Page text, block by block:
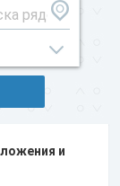
и